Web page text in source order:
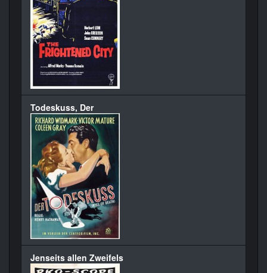
Todeskuss, Der
Jenseits allen Zweifels